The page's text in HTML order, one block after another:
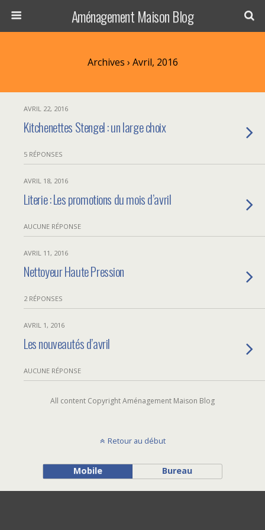
Aménagement Maison Blog
Archives › Avril, 2016
AVRIL 22, 2016
Kitchenettes Stengel : un large choix
5 RÉPONSES
AVRIL 18, 2016
Literie : Les promotions du mois d’avril
AUCUNE RÉPONSE
AVRIL 11, 2016
Nettoyeur Haute Pression
2 RÉPONSES
AVRIL 1, 2016
Les nouveautés d’avril
AUCUNE RÉPONSE
All content Copyright Aménagement Maison Blog
Retour au début
Mobile Bureau